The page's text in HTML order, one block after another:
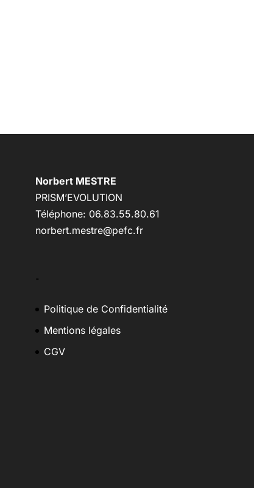
Norbert MESTRE
PRISM’EVOLUTION
Téléphone: 06.83.55.80.61
norbert.mestre@pefc.fr
–
Politique de Confidentialité
Mentions légales
CGV